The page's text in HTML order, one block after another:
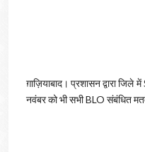
ग़ाज़ियाबाद। प्रशासन द्वारा
नवंबर को भी सभी BLO संबंधित